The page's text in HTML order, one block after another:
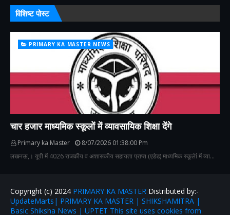
विशिष्ट पोस्ट
PRIMARY KA MASTER NEWS
चार हजार माध्यमिक स्कूलों में व्यावसायिक शिक्षा देंगे
Primary ka Master
8/07/2026 01:38:00 Pm
लखनऊ,। यूपी में 4026 राजकीय व अशासकीय सहायता प्राप्त (एडेड) माध्यमिक स्कूलेां में व्या…
Copyright (c) 2024 PRIMARY KA MASTER Distributed by:-
UpdateMarts| PRIMARY KA MASTER | SHIKSHAMITRA |
Basic Shiksha News | UPTET This site uses cookies from